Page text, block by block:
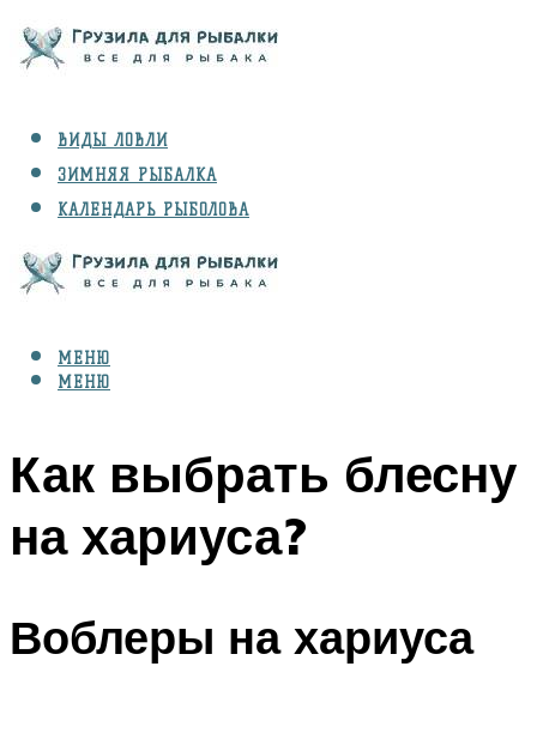
ВИДЫ ЛОВЛИ
ЗИМНЯЯ РЫБАЛКА
КАЛЕНДАРЬ РЫБОЛОВА
СНАРЯЖЕНИЕ
МЕНЮ
МЕНЮ
Как выбрать блесну
на хариуса?
Воблеры на хариуса